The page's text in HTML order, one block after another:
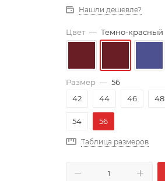
Нашли дешевле?
Цвет — Темно-красный
Размер — 56
42
44 46 48
54 56
Таблица размеров